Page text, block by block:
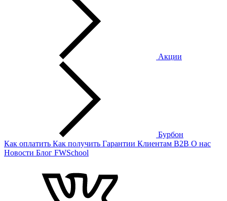
Акции
Бурбон
Как оплатить Как получить Гарантии Клиентам B2B О нас
Новости Блог FWSchool